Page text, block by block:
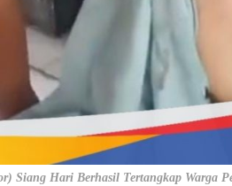
Siang Hari Berhasil Tertangkap Warga